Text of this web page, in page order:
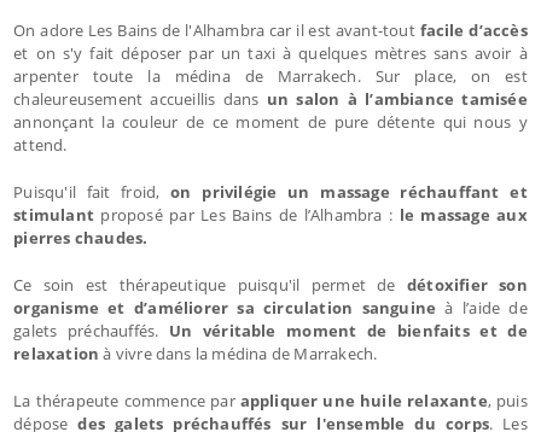
On adore Les Bains de l'Alhambra car il est avant-tout facile d’accès
et on s'y fait déposer par un taxi à quelques mètres sans avoir à
arpenter toute la médina de Marrakech. Sur place, on est
chaleureusement accueillis dans un salon à l’ambiance tamisée
annonçant la couleur de ce moment de pure détente qui nous y
attend.
Puisqu'il fait froid,on privilégie un massage réchauffant et
stimulantproposé par Les Bains de l’Alhambra : le massage aux
pierres chaudes.
Ce soin est thérapeutique puisqu'il permet de détoxifier son
organisme et d’améliorer sa circulation sanguineà l’aide de
galets préchauffés. Un véritable moment de bienfaits et de
relaxation à vivre dans la médina de Marrakech.
La thérapeute commence par appliquer une huile relaxante, puis
déposedes galets préchauffés sur l'ensemble du corps. Les